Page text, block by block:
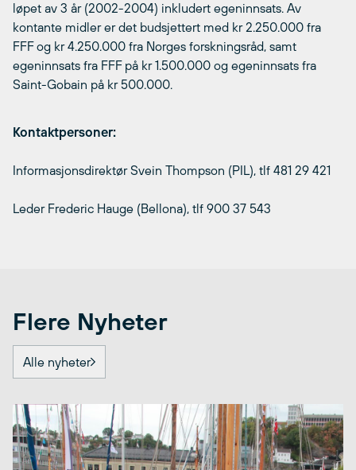
løpet av 3 år (2002-2004) inkludert egeninnsats. Av
kontante midler er det budsjettert med kr 2.250.000 fra
FFF og kr 4.250.000 fra Norges forskningsråd, samt
egeninnsats fra FFF på kr 1.500.000 og egeninnsats fra
Saint-Gobain på kr 500.000.
Kontaktpersoner:
Informasjonsdirektør Svein Thompson (PIL), tlf 481 29 421
Leder Frederic Hauge (Bellona), tlf 900 37 543
Flere Nyheter
Alle nyheter